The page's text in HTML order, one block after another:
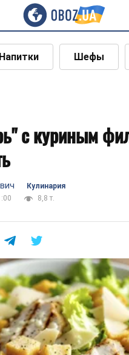
Напитки Шефы
с куриным
Кулинария
8,8 т.